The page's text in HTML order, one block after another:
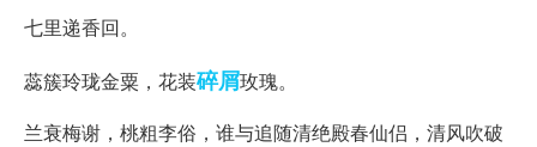
七里递香回。
蕊簇玲珑金粟，花装碎屑玫瑰。
兰衰梅谢，桃粗李俗，谁与追随清绝殿春仙侣，清风吹破